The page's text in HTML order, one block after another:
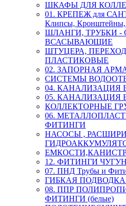
ШКАФЫ ДЛЯ
01. КРЕПЕЖ для
Клипсы,
ШЛАНГИ, ТРУБКИ
ВСАСЫВАЮЩИЕ
ШТУЦЕРА,
ПЛАСТИКОВЫЕ
02. ЗАПОРНАЯ
СИСТЕМЫ
04.
05. КАНАЛИЗАЦИЯ
КОЛЛЕКТОРНЫЕ
06.
ФИТИНГИ
НАСОСЫ ,
12. ФИТИНГИ
07. ПНД Трубы и
ГИБКАЯ
08. ППР
ФИТИНГИ (белые)